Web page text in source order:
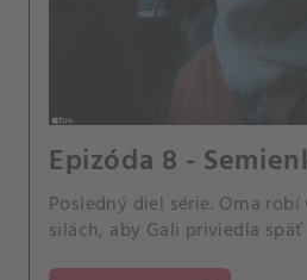
Epizóda 8 -
Posledný diel série. Orna
silách, aby Gali priviedla